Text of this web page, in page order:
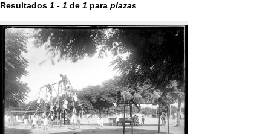
Resultados 1 - 1 de 1 para plazas